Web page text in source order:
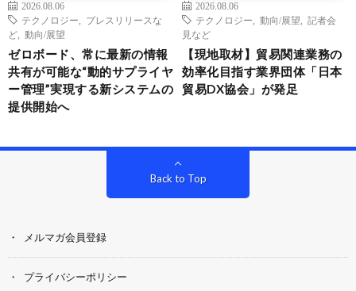
2026.08.06
テクノロジー
プレスリリースな
ど
動向/展望
ゼロボード、常に最新の情報
共有が可能な“動的サプライヤ
ー管理”実現する新システムの
提供開始へ
2026.08.06
テクノロジー
動向/展望
記者会
見など
【現地取材】貿易関連業務の
効率化目指す業界団体「日本
貿易DX協会」が発足
Back to Top
メルマガ会員登録
プライバシーポリシー